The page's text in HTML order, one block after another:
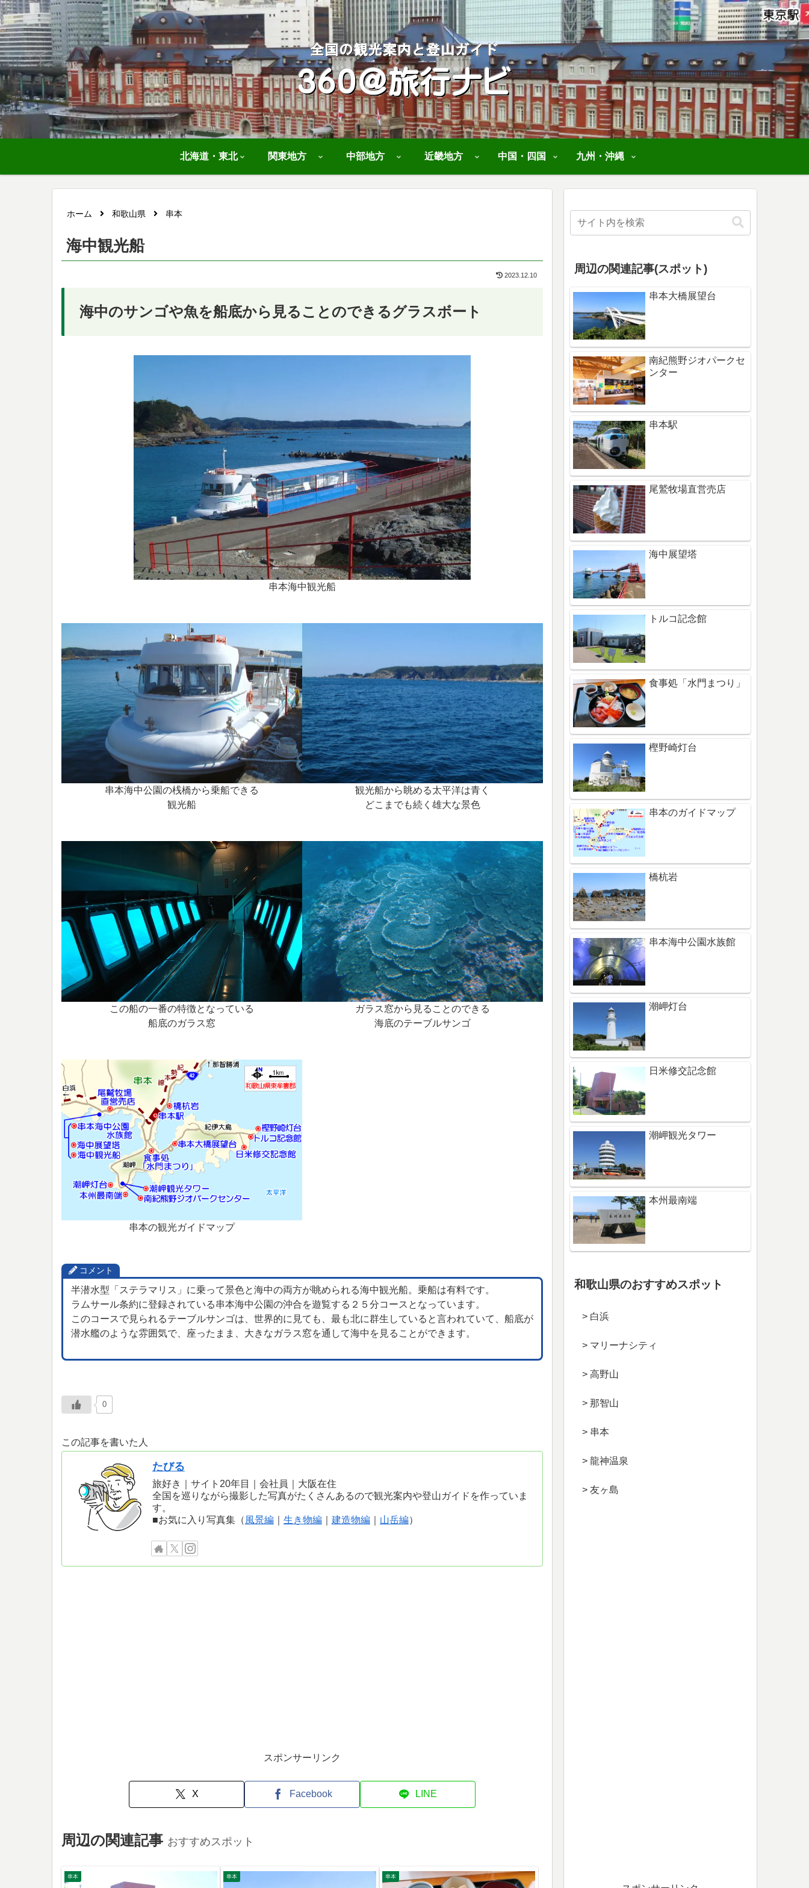
北海道・東北 関東地方 中部地方 近畿地方 中国・四国 九州・沖縄
ホーム 和歌山県 串本
海中観光船
2023.12.10
海中のサンゴや魚を船底から見ることのできるグラスボート
串本海中観光船
串本海中公園の桟橋から乗船できる
観光船
観光船から眺める太平洋は青く
どこまでも続く雄大な景色
この船の一番の特徴となっている
船底のガラス窓
ガラス窓から見ることのできる
海底のテーブルサンゴ
串本の観光ガイドマップ
コメント
半潜水型「ステラマリス」に乗って景色と海中の両方が眺められる海中観光船。乗船は有料です。
ラムサール条約に登録されている串本海中公園の沖合を遊覧する２５分コースとなっています。
このコースで見られるテーブルサンゴは、世界的に見ても、最も北に群生していると言われていて、船底が
潜水艦のような雰囲気で、座ったまま、大きなガラス窓を通して海中を見ることができます。
0
この記事を書いた人
たびる
旅好き｜サイト20年目｜会社員｜大阪在住
全国を巡りながら撮影した写真がたくさんあるので観光案内や登山ガイドを作っていま
す。
■お気に入り写真集（ 風景編｜ 生き物編｜ 建造物編｜ 山岳編）
スポンサーリンク
X Facebook LINE
周辺の関連記事 おすすめスポット
串本 串本 串本
周辺の関連記事(スポット)
串本大橋展望台
南紀熊野ジオパークセ
ンター
串本駅
尾鷲牧場直営売店
海中展望塔
トルコ記念館
食事処「水門まつり」
樫野崎灯台
串本のガイドマップ
橋杭岩
串本海中公園水族館
潮岬灯台
日米修交記念館
潮岬観光タワー
本州最南端
和歌山県のおすすめスポット
> 白浜
> マリーナシティ
> 高野山
> 那智山
> 串本
> 龍神温泉
> 友ヶ島